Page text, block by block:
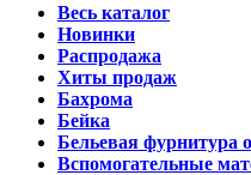
Весь каталог
Новинки
Распродажа
Хиты продаж
Бахрома
Бейка
Бельевая фурнитура
Вспомогательные